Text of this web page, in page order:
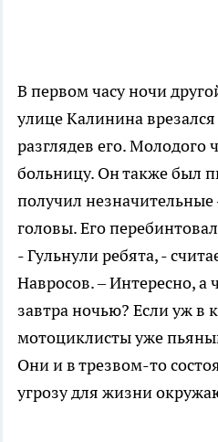
В первом часу ночи
улице Калинина
разглядев его. Молодого
больницу. Он также был
получил
головы. Его
- Гульнули ребята, -
Навросов. – Интересно, а
завтра ночью? Если уж в
мотоциклисты уже
Они и в трезвом-то
угрозу для жизни